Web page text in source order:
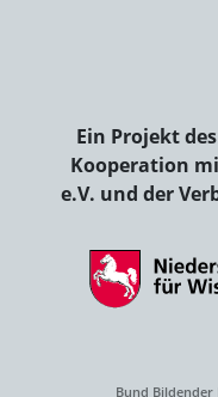
Ein Projekt
Kooperation
e.V. und der
Bund